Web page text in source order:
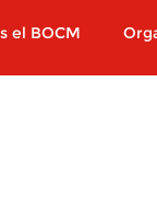
el BOCM